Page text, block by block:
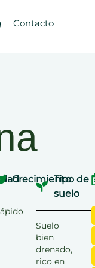
Contacto
CrecimientoTipo de
suelo
Suelo
bien
drenado,
rico en